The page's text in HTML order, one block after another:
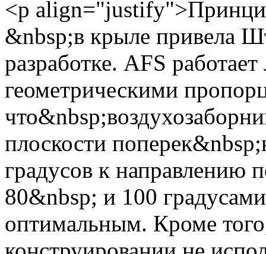
<p
&nbsp;в крыле привела
разработке. AFS
геометрическими
плоскости
градусов к направлению
80&nbsp; и 100
оптимальным. Кроме